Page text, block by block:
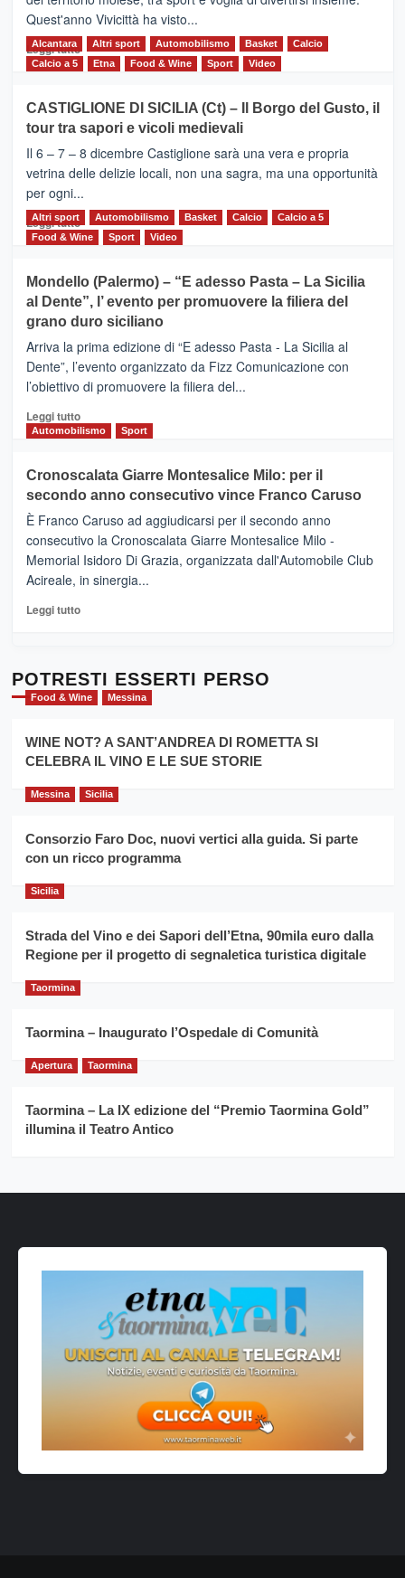
Quest'anno Vivicittà ha visto...
Leggi tutto Leggi
MOIO
ALCANTARA
–
Vivicittà,
alla
scoperta
del
territorio,
e
messaggi
di
Alcantara Altri sport Automobilismo Basket
Calcio
Calcio a 5
Etna Food & Wine Sport Video
CASTIGLIONE DI SICILIA (Ct) – Il Borgo del Gusto, il
tour tra sapori e vicoli medievali
Il 6 – 7 – 8 dicembre Castiglione sarà una vera e propria
vetrina delle delizie locali, non una sagra, ma una opportunità
per ogni...
Leggi tuttoLeggi
di
CASTIGLIONE
DI
SICILIA
(Ct)
–
Il
Borgo
Gusto,
il
tra
sapori
vicoli
medievali
Altri sport Automobilismo Basket Calcio
Calcio a 5
Food & Wine
Sport Video
Mondello (Palermo) – “E adesso Pasta – La Sicilia
al Dente”, l’ evento per promuovere la filiera del
grano duro siciliano
Arriva la prima edizione di “E adesso Pasta - La Sicilia al
Dente”, l’evento organizzato da Fizz Comunicazione con
l’obiettivo di promuovere la filiera del...
Leggi tuttoLeggi
di
Mondello
(Palermo)
–
“E
adesso
Pasta
–
Sicilia
l’
evento
per
la
filiera
grano
Automobilismo Sport
Cronoscalata Giarre Montesalice Milo: per il
secondo anno consecutivo vince Franco Caruso
È Franco Caruso ad aggiudicarsi per il secondo anno
consecutivo la Cronoscalata Giarre Montesalice Milo -
Memorial Isidoro Di Grazia, organizzata dall'Automobile Club
Acireale, in sinergia...
Leggi tuttoLeggi
Cronoscalata
Giarre
Montesalice
per
il
anno
Franco
Caruso
POTRESTI ESSERTI PERSO
Food & Wine Messina
WINE NOT? A SANT’ANDREA DI ROMETTA SI
CELEBRA IL VINO E LE SUE STORIE
Messina Sicilia
Consorzio Faro Doc, nuovi vertici alla guida. Si parte
con un ricco programma
Sicilia
Strada del Vino e dei Sapori dell’Etna, 90mila euro dalla
Regione per il progetto di segnaletica turistica digitale
Taormina
Taormina – Inaugurato l’Ospedale di Comunità
Apertura Taormina
Taormina – La IX edizione del “Premio Taormina Gold”
illumina il Teatro Antico